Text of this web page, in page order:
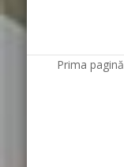
Prima pagină